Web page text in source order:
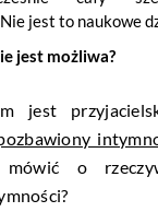
jest to naukowe
jest możliwa?
jest
o